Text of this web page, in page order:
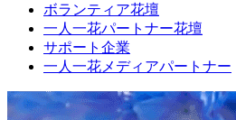
ボランティア花壇
一人一花パートナー花壇
サポート企業
一人一花メディアパートナー